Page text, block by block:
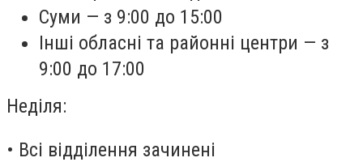
Суми — з 9:00 до 15:00
Інші обласні та районні центри — з
9:00 до 17:00
Неділя:
• Всі відділення зачинені